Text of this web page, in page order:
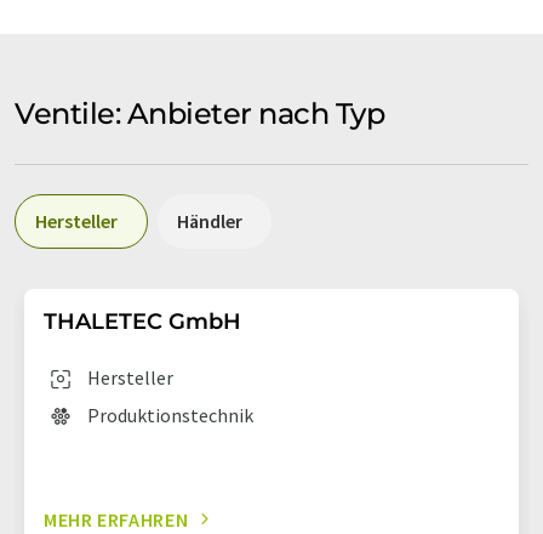
Ventile: Anbieter nach Typ
Hersteller Händler
THALETEC GmbH
Hersteller
Produktionstechnik
MEHR ERFAHREN